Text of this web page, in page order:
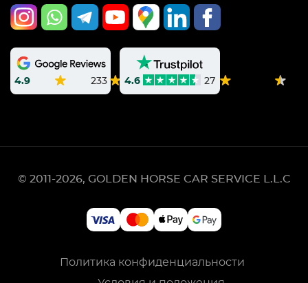
4.9 233 4.6 27
© 2011-2026, GOLDEN HORSE CAR SERVICE L.L.C
Политика конфиденциальности